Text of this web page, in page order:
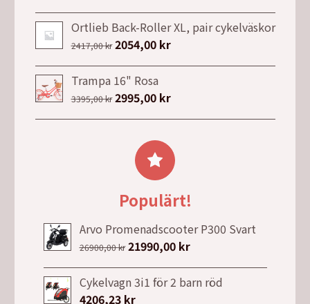
priset
var:
priset
Ortlieb Back-Roller XL, pair cykelväskor
2417,00kr Det
priset
var:
2054,00 krDet
är:
Trampa 16" Rosa
3395,00kr Det
3395,00 kr.
2995,00 krDet
är:
2995,00 kr.
Populärt!
Arvo Promenadscooter P300 Svart
26900,00kr Det
ursprungliga
priset
var:
21990,00 krDet
nuvarande
priset
Cykelvagn 3i1 för 2 barn röd
4206,23 kr